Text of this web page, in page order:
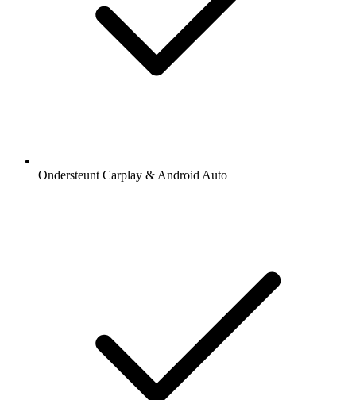
Ondersteunt Carplay & Android Auto